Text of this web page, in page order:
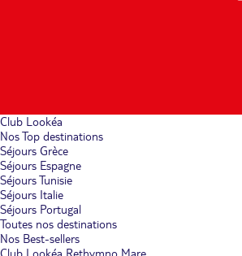
Club Lookéa
Nos Top destinations
Séjours Grèce
Séjours Espagne
Séjours Tunisie
Séjours Italie
Séjours Portugal
Toutes nos destinations
Nos Best-sellers